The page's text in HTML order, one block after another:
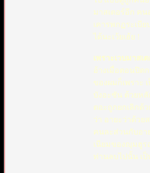
มาสเตอร์อีก ค
เคารพกฏระเบี
ได้นะเว้ยเฮ้ย !
เพราะเวบมาส
อ้างเมื่อตอนปิด
ของผมก็เพราะ
บังอะซัน ด้วยห
ตอะถูกยกเลิกด้
ว่า อายะว่าด้ว
คนละส่วนกับอา
เนียมของญุมฮูร
ท่านลบไปนั้น เป็